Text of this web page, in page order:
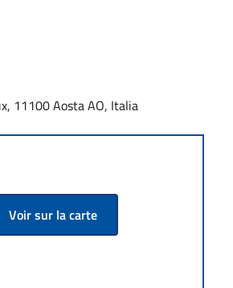
11100 Aosta AO, Italia
Voir sur la carte